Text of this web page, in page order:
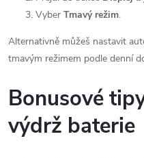
Vyber Tmavý režim.
Alternativně můžeš nastavit
tmavým režimem podle denní
Bonusové
výdrž baterie